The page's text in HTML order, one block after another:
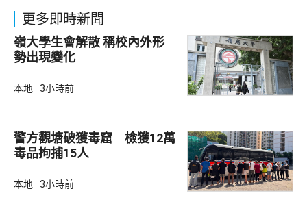
更多即時新聞
嶺大學生會解散 稱校內外形
勢出現變化
本地 3小時前
警方觀塘破獲毒窟 檢獲12萬
毒品拘捕15人
本地 3小時前